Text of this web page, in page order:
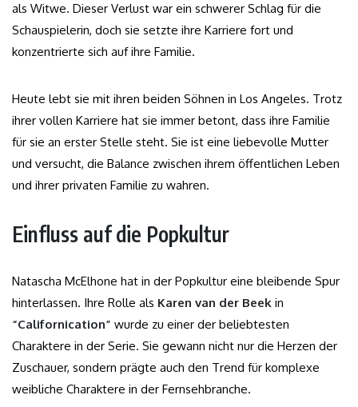
als Witwe. Dieser Verlust war ein schwerer Schlag für die
Schauspielerin, doch sie setzte ihre Karriere fort und
konzentrierte sich auf ihre Familie.
Heute lebt sie mit ihren beiden Söhnen in Los Angeles. Trotz
ihrer vollen Karriere hat sie immer betont, dass ihre Familie
für sie an erster Stelle steht. Sie ist eine liebevolle Mutter
und versucht, die Balance zwischen ihrem öffentlichen Leben
und ihrer privaten Familie zu wahren.
Einfluss auf die Popkultur
Natascha McElhone hat in der Popkultur eine bleibende Spur
hinterlassen. Ihre Rolle als Karen van der Beek in
“Californication” wurde zu einer der beliebtesten
Charaktere in der Serie. Sie gewann nicht nur die Herzen der
Zuschauer, sondern prägte auch den Trend für komplexe
weibliche Charaktere in der Fernsehbranche.